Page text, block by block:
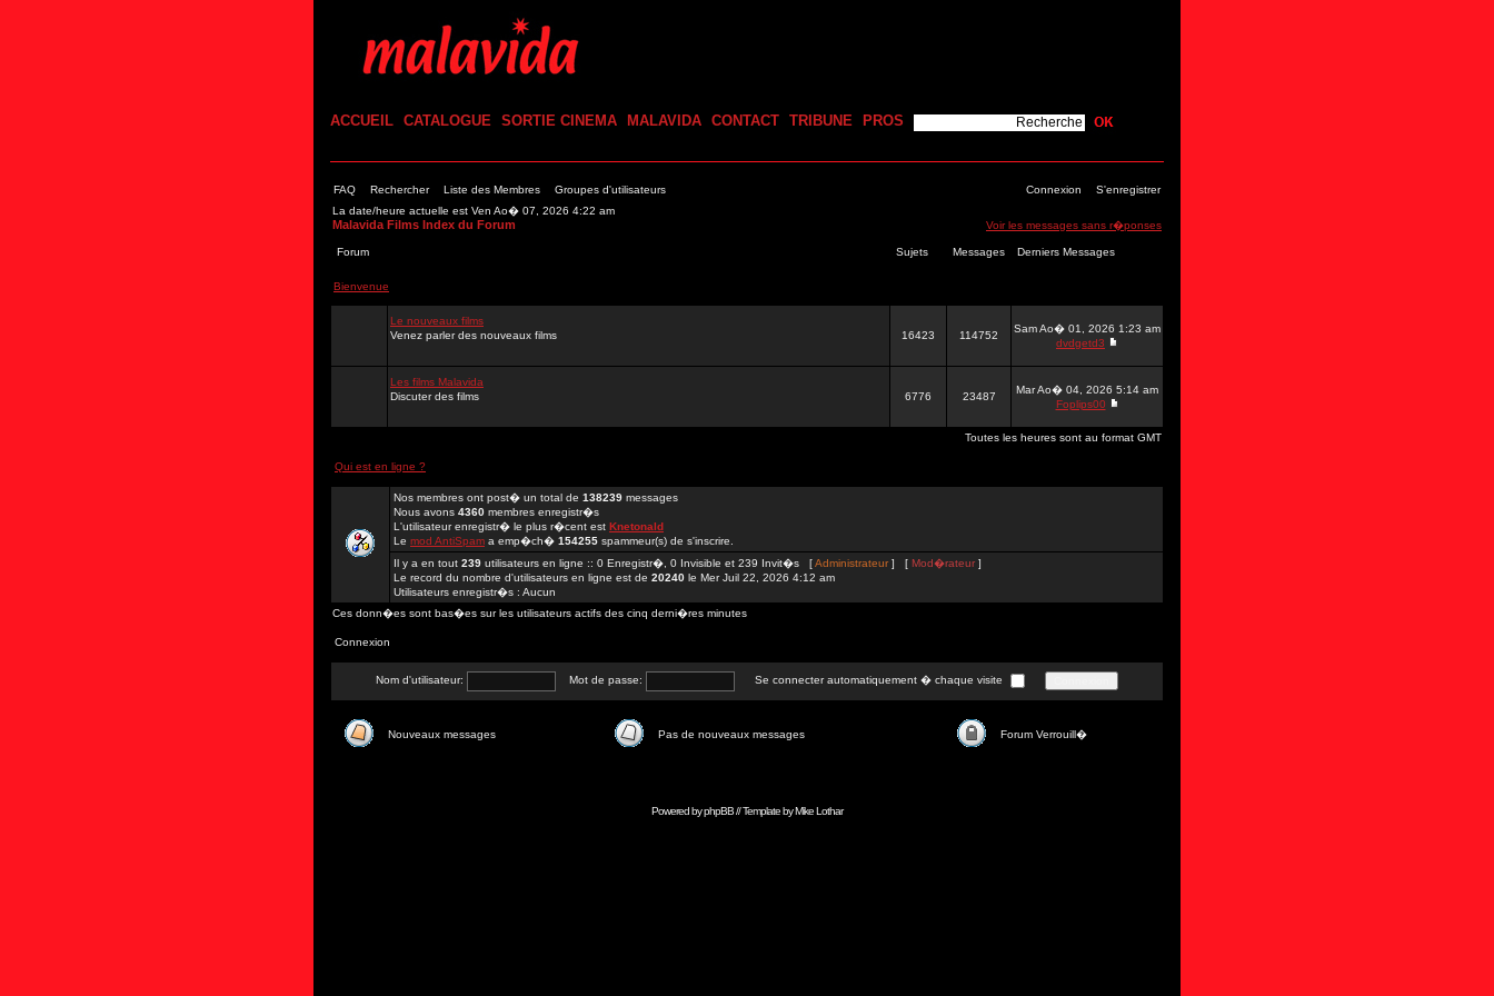
ACCUEIL CATALOGUE SORTIE CINEMA MALAVIDA CONTACT TRIBUNE PROS
FAQ Rechercher Liste des Membres Groupes d'utilisateurs Connexion
S'enregistrer
La date/heure actuelle est Ven Ao� 07, 2026 4:22 am
Malavida Films Index du Forum Voir les messages sans r�ponses
Forum Sujets Messages Derniers Messages
Bienvenue
Le nouveaux films
Venez parler des nouveaux films
16423 114752
Sam Ao� 01, 2026 1:23 am
dvdgetd3
Les films Malavida
Discuter des films
6776 23487
Mar Ao� 04, 2026 5:14 am
Foplips00
Toutes les heures sont au format GMT
Qui est en ligne ?
Nos membres ont post� un total de 138239 messages
Nous avons 4360 membres enregistr�s
L'utilisateur enregistr� le plus r�cent est Knetonald
Le mod AntiSpam a emp�ch� 154255 spammeur(s) de s'inscrire.
Il y a en tout 239 utilisateurs en ligne :: 0 Enregistr�, 0 Invisible et 239 Invit�s [Administrateur] [ Mod�rateur ]
Le record du nombre d'utilisateurs en ligne est de 20240 le Mer Juil 22, 2026 4:12 am
Utilisateurs enregistr�s : Aucun
Ces donn�es sont bas�es sur les utilisateurs actifs des cinq derni�res minutes
Connexion
Nom d'utilisateur: Mot de passe: Se connecter automatiquement � chaque visite
Nouveaux messages Pas de nouveaux messages Forum Verrouill�
Powered byphpBB// Template byMike Lothar